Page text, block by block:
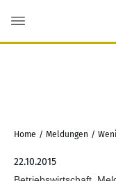
Home / Meldungen /
22.10.2015